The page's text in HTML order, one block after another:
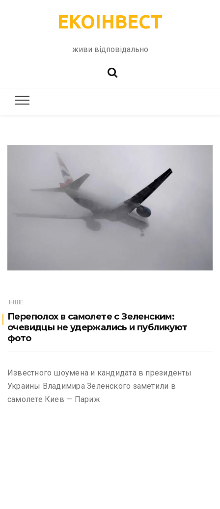
ЕКОІНВЕСТ
живи відповідально
ІНШЕ
Переполох в самолете с Зеленским:
очевидцы не удержались и публикуют
фото
Известного шоумена и кандидата в президенты
Украины Владимира Зеленского заметили в
самолете Киев — Париж